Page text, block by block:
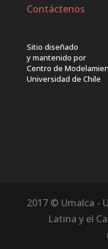
Contáctenos
Sitio diseñado
y mantenido por
Centro de
Universidad de Chile
2017 © Umalca -
Latina y el